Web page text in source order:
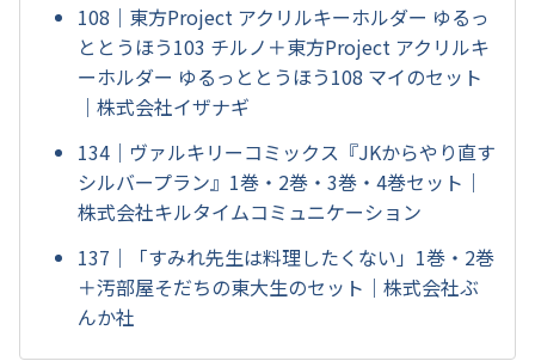
108｜東方Project アクリルキーホルダー ゆるっ
ととうほう103 チルノ＋東方Project アクリルキ
ーホルダー ゆるっととうほう108 マイのセット
｜株式会社イザナギ
134｜ヴァルキリーコミックス『JKからやり直す
シルバープラン』1巻・2巻・3巻・4巻セット｜
株式会社キルタイムコミュニケーション
137｜「すみれ先生は料理したくない」1巻・2巻
＋汚部屋そだちの東大生のセット｜株式会社ぶ
んか社